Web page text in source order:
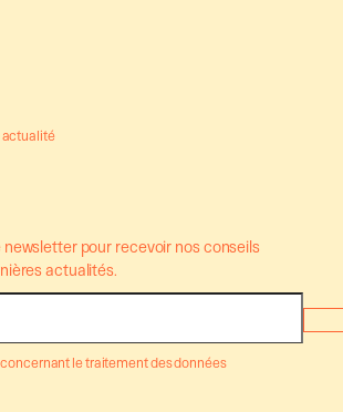
actualité
pour recevoir nos conseils
actualités.
le traitement des données